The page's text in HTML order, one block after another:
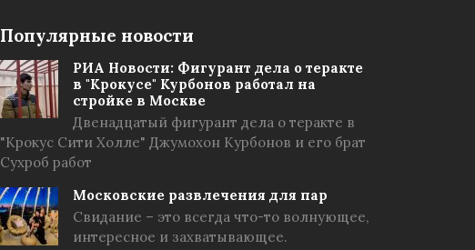
Популярные новости
РИА Новости: Фигурант дела о теракте
в "Крокусе" Курбонов работал на
стройке в Москве
Двенадцатый фигурант дела о теракте в
"Крокус Сити Холле" Джумохон Курбонов и его брат
Сухроб работ
Московские развлечения для пар
Свидание – это всегда что-то волнующее,
интересное и захватывающее.